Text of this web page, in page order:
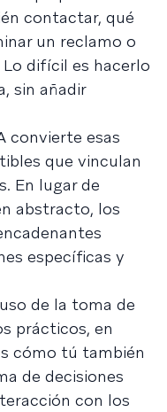
contactar, qué
un reclamo o
difícil es hacerlo
sin añadir
convierte esas
que vinculan
En lugar de
abstracto, los
específicas y
de la toma de
prácticos, en
cómo tú también
de decisiones
con los